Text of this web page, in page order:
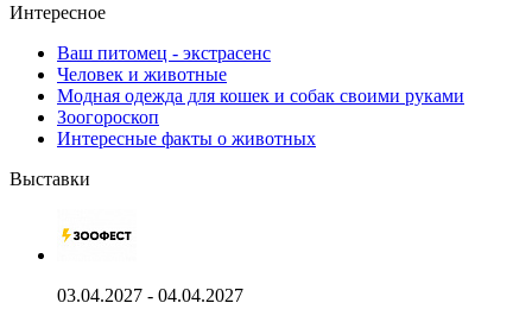
Интересное
Ваш питомец - экстрасенс
Человек и животные
Модная одежда для кошек и собак своими руками
Зоогороскоп
Интересные факты о животных
Выставки
03.04.2027 - 04.04.2027